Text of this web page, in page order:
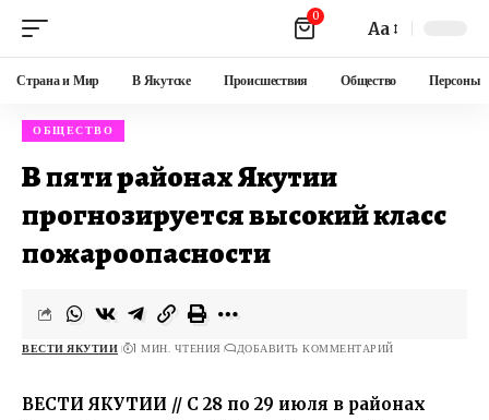
0
Aa
Страна и Мир В Якутске Происшествия Общество Персоны
ОБЩЕСТВО
В пяти районах Якутии
прогнозируется высокий класс
пожароопасности
ВЕСТИ ЯКУТИИ 1 МИН. ЧТЕНИЯ ДОБАВИТЬ КОММЕНТАРИЙ
ВЕСТИ ЯКУТИИ // С 28 по 29 июля в районах